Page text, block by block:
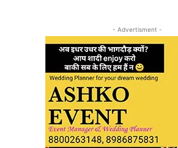
- Advertisment -